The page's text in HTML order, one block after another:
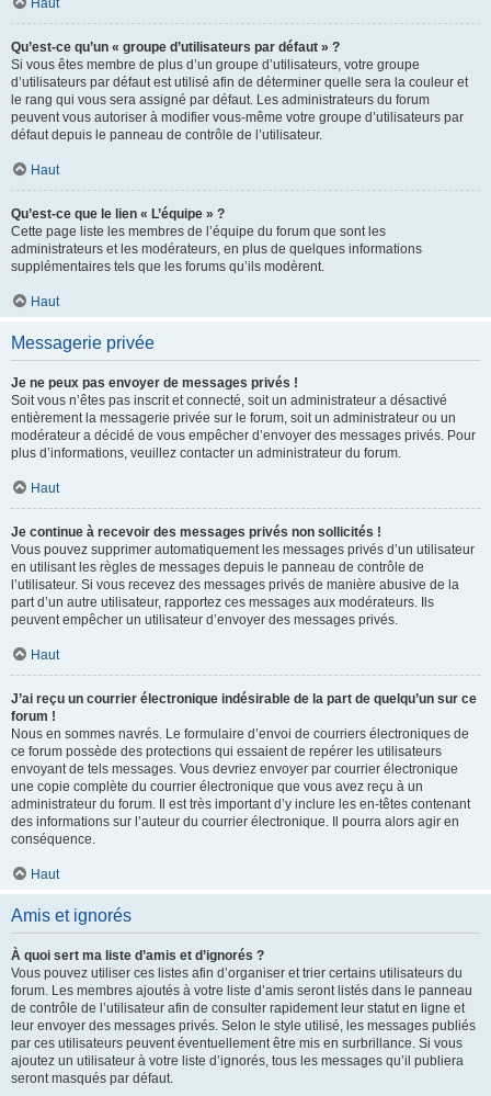
Haut
Qu’est-ce qu’un « groupe d’utilisateurs par défaut » ?
Si vous êtes membre de plus d’un groupe d’utilisateurs, votre groupe
d’utilisateurs par défaut est utilisé afin de déterminer quelle sera la couleur et
le rang qui vous sera assigné par défaut. Les administrateurs du forum
peuvent vous autoriser à modifier vous-même votre groupe d’utilisateurs par
défaut depuis le panneau de contrôle de l’utilisateur.
Haut
Qu’est-ce que le lien « L’équipe » ?
Cette page liste les membres de l’équipe du forum que sont les
administrateurs et les modérateurs, en plus de quelques informations
supplémentaires tels que les forums qu’ils modèrent.
Haut
Messagerie privée
Je ne peux pas envoyer de messages privés !
Soit vous n’êtes pas inscrit et connecté, soit un administrateur a désactivé
entièrement la messagerie privée sur le forum, soit un administrateur ou un
modérateur a décidé de vous empêcher d’envoyer des messages privés. Pour
plus d’informations, veuillez contacter un administrateur du forum.
Haut
Je continue à recevoir des messages privés non sollicités !
Vous pouvez supprimer automatiquement les messages privés d’un utilisateur
en utilisant les règles de messages depuis le panneau de contrôle de
l’utilisateur. Si vous recevez des messages privés de manière abusive de la
part d’un autre utilisateur, rapportez ces messages aux modérateurs. Ils
peuvent empêcher un utilisateur d’envoyer des messages privés.
Haut
J’ai reçu un courrier électronique indésirable de la part de quelqu’un sur ce
forum !
Nous en sommes navrés. Le formulaire d’envoi de courriers électroniques de
ce forum possède des protections qui essaient de repérer les utilisateurs
envoyant de tels messages. Vous devriez envoyer par courrier électronique
une copie complète du courrier électronique que vous avez reçu à un
administrateur du forum. Il est très important d’y inclure les en-têtes contenant
des informations sur l’auteur du courrier électronique. Il pourra alors agir en
conséquence.
Haut
Amis et ignorés
À quoi sert ma liste d’amis et d’ignorés ?
Vous pouvez utiliser ces listes afin d’organiser et trier certains utilisateurs du
forum. Les membres ajoutés à votre liste d’amis seront listés dans le panneau
de contrôle de l’utilisateur afin de consulter rapidement leur statut en ligne et
leur envoyer des messages privés. Selon le style utilisé, les messages publiés
par ces utilisateurs peuvent éventuellement être mis en surbrillance. Si vous
ajoutez un utilisateur à votre liste d’ignorés, tous les messages qu’il publiera
seront masqués par défaut.